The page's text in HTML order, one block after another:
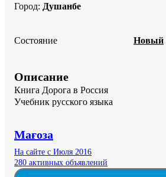
Город: Душанбе
Состояние Новый
Описание
Книга Дорога в Россия
Учебник русского языка
Мағоза
На сайте с Июля 2016
280 активных объявлений